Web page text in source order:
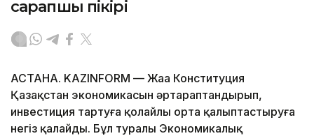
сарапшы пікірі
АСТАНА. KAZINFORM — Жаңа Конституция
Қазақстан экономикасын әртараптандырып,
инвестиция тартуға қолайлы орта қалыптастыруға
негіз қалайды. Бұл туралы Экономикалық